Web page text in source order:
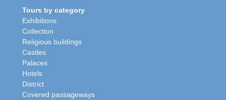
Tours by category
Exhibitions
Collection
Religious buildings
Castles
Palaces
Hotels
District
Covered passageways